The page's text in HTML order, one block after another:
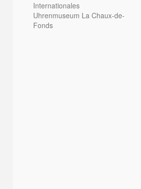
Internationales
Uhrenmuseum La Chaux-de-
Fonds